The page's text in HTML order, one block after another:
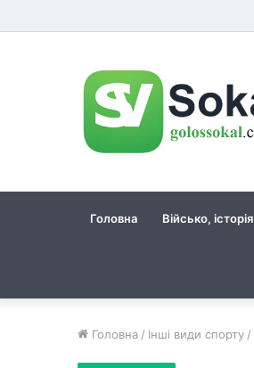
Головна Військо, історія
Головна / Інші види спорту /